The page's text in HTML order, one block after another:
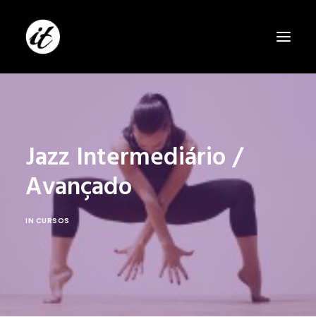
SEARCH
Jazz Intermediário /
Avançado
IN CURSOS